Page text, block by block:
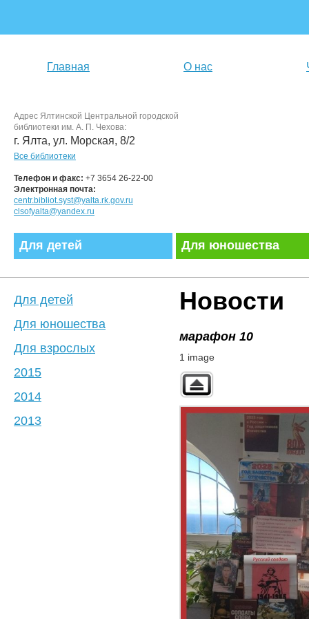
Главная О нас
Адрес Ялтинской Центральной городской
библиотеки им. А. П. Чехова:
г. Ялта, ул. Морская, 8/2
Все библиотеки
Телефон и факс: +7 3654 26-22-00
Электронная почта:
centr.bibliot.syst@yalta.rk.gov.ru
clsofyalta@yandex.ru
Для детей Для юношества
Новости
марафон 10
1 image
Для детей
Для юношества
Для взрослых
2015
2014
2013